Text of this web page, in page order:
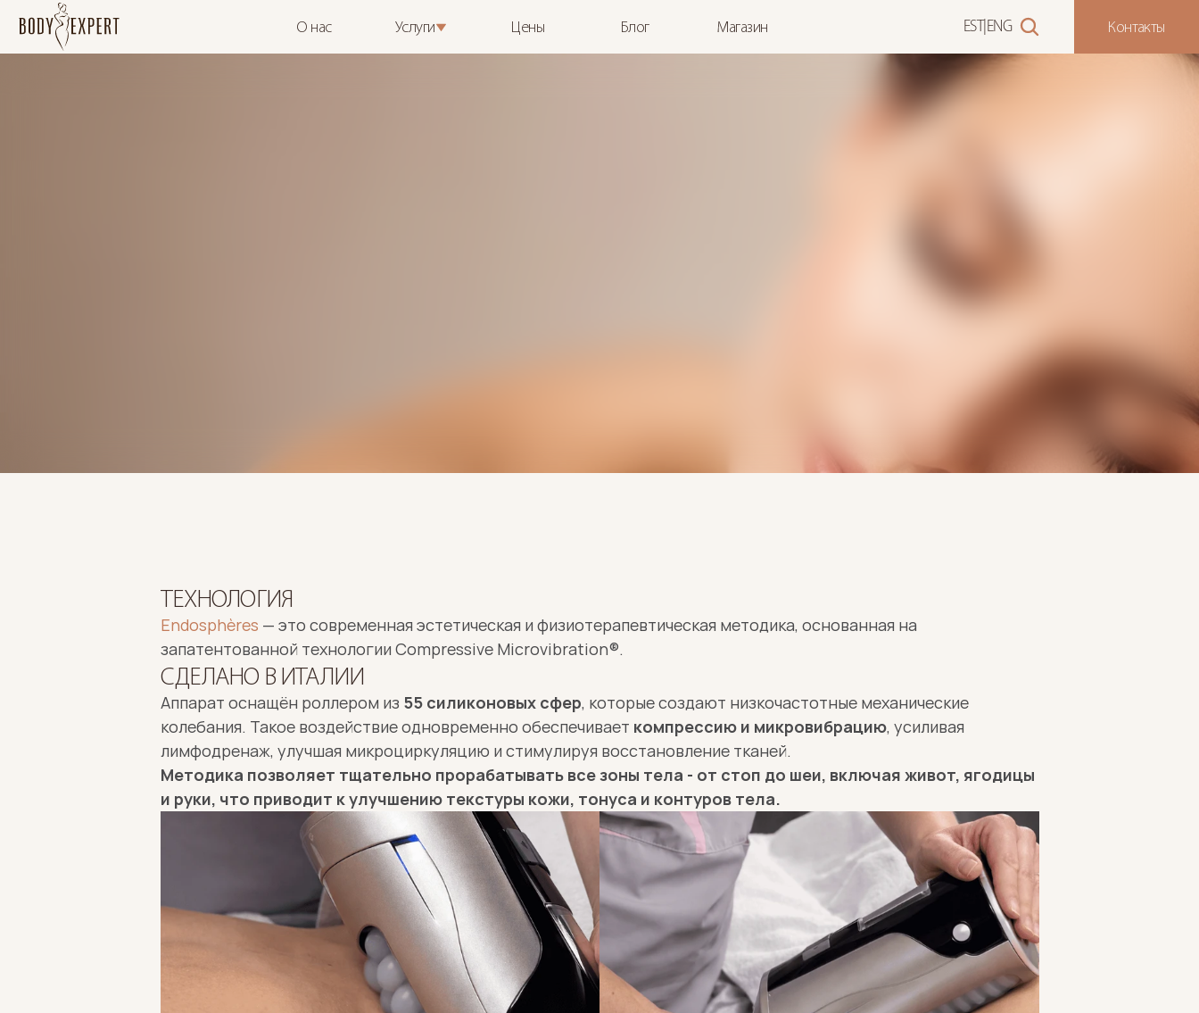
Услуги
О нас Цены Блог Магазин EST ENG Контакты
APY
В
НЕ
ТЕХНОЛОГИЯ
Endosphères — это современная эстетическая и физиотерапевтическая методика, основанная на
запатентованной технологии Compressive Microvibration®.
СДЕЛАНО В ИТАЛИИ
Аппарат оснащён роллером из 55 силиконовых сфер, которые создают низкочастотные механические
колебания. Такое воздействие одновременно обеспечивает компрессию и микровибрацию, усиливая
лимфодренаж, улучшая микроциркуляцию и стимулируя восстановление тканей.
Методика позволяет тщательно прорабатывать все зоны тела - от стоп до шеи, включая живот, ягодицы
и руки, что приводит к улучшению текстуры кожи, тонуса и контуров тела.